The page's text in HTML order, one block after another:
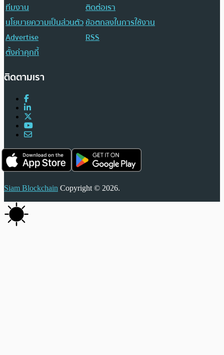
ทีมงาน
ติดต่อเรา
นโยบายความเป็นส่วนตัวข้อตกลงในการใช้งาน
Advertise
RSS
ตั้งค่าคุกกี้
ติดตามเรา
Siam Blockchain Copyright © 2026.